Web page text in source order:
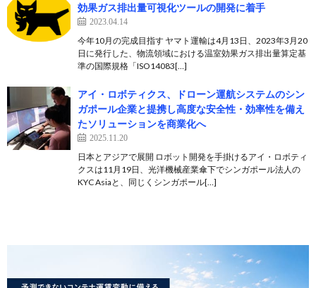
効果ガス排出量可視化ツールの開発に着手
2023.04.14
今年10月の完成目指す ヤマト運輸は4月13日、2023年3月20
日に発行した、物流領域における温室効果ガス排出量算定基
準の国際規格「ISO14083[…]
アイ・ロボティクス、ドローン運航システムのシン
ガポール企業と提携し高度な安全性・効率性を備え
たソリューションを商業化へ
2025.11.20
日本とアジアで展開 ロボット開発を手掛けるアイ・ロボティ
クスは11月19日、光洋機械産業傘下でシンガポール法人の
KYC Asiaと、同じくシンガポール[…]